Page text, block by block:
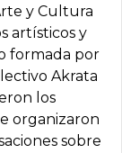
y Cultura
artísticos y
formada por
Akrata
los
organizaron
sobre